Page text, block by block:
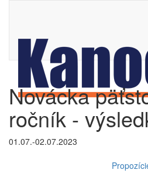
Novácka
ročník -
01.07.-02.07.2023